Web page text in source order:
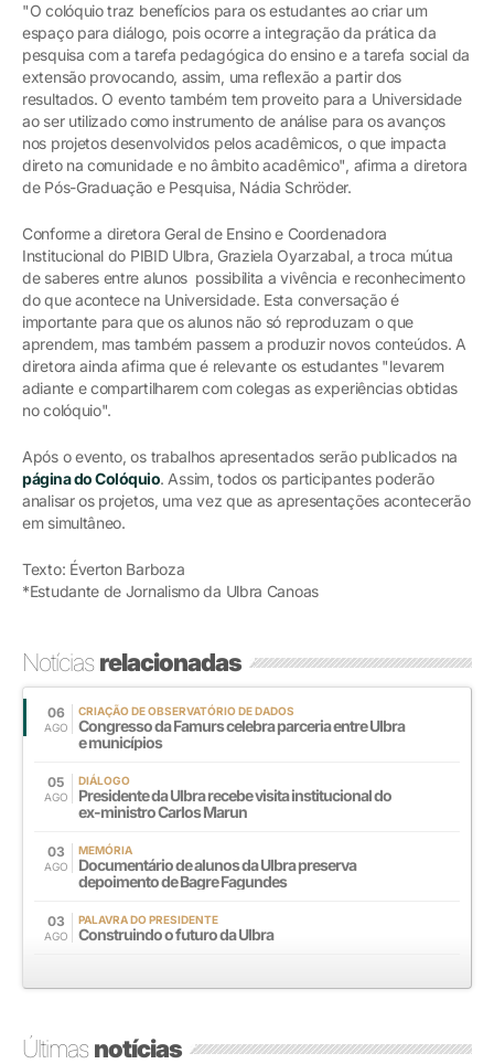
"O colóquio traz benefícios para os estudantes ao criar um
espaço para diálogo, pois ocorre a integração da prática da
pesquisa com a tarefa pedagógica do ensino e a tarefa social da
extensão provocando, assim, uma reflexão a partir dos
resultados. O evento também tem proveito para a Universidade
ao ser utilizado como instrumento de análise para os avanços
nos projetos desenvolvidos pelos acadêmicos, o que impacta
direto na comunidade e no âmbito acadêmico", afirma a diretora
de Pós-Graduação e Pesquisa, Nádia Schröder.
Conforme a diretora Geral de Ensino e Coordenadora
Institucional do PIBID Ulbra, Graziela Oyarzabal, a troca mútua
de saberes entre alunos possibilita a vivência e reconhecimento
do que acontece na Universidade. Esta conversação é
importante para que os alunos não só reproduzam o que
aprendem, mas também passem a produzir novos conteúdos. A
diretora ainda afirma que é relevante os estudantes "levarem
adiante e compartilharem com colegas as experiências obtidas
no colóquio".
Após o evento, os trabalhos apresentados serão publicados na
página do Colóquio. Assim, todos os participantes poderão
analisar os projetos, uma vez que as apresentações acontecerão
em simultâneo.
Texto: Éverton Barboza
*Estudante de Jornalismo da Ulbra Canoas
Notíciasrelacionadas
06
AGO
CRIAÇÃO DE OBSERVATÓRIO DE DADOS
Congresso da Famurs celebra parceria entre Ulbra
e municípios
05
AGO
DIÁLOGO
Presidente da Ulbra recebe visita institucional do
ex-ministro Carlos Marun
03
AGO
MEMÓRIA
Documentário de alunos da Ulbra preserva
depoimento de Bagre Fagundes
03
AGO
PALAVRA DO PRESIDENTE
Construindo o futuro da Ulbra
Últimasnotícias